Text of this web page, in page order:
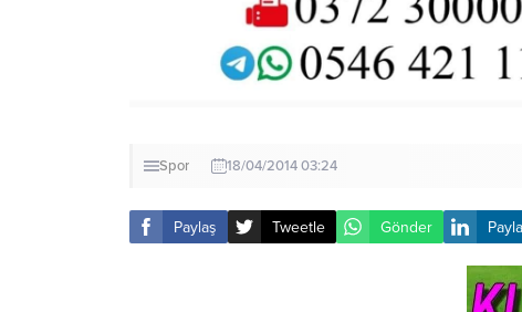
Spor 18/04/2014 03:24
Paylaş Tweetle Gönder